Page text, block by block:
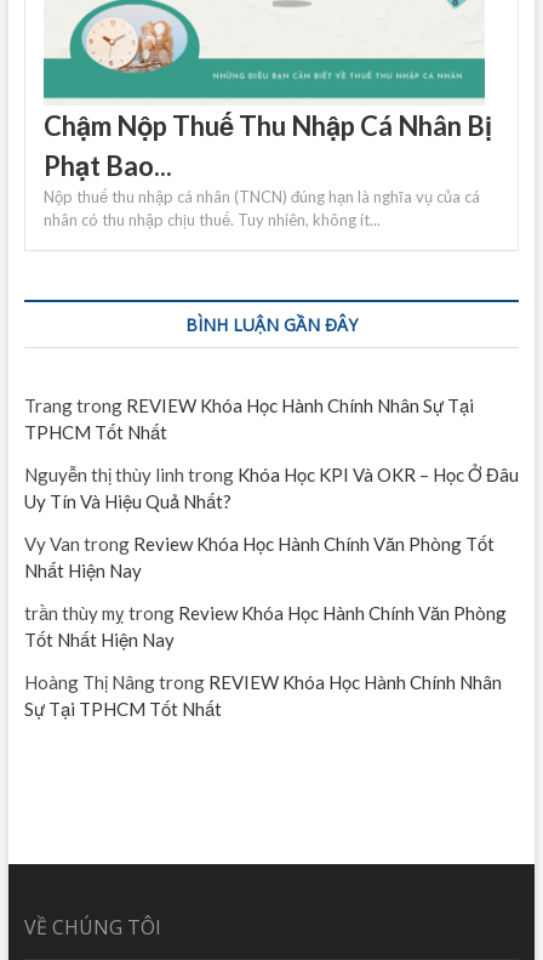
Chậm Nộp Thuế Thu Nhập Cá Nhân Bị
Phạt Bao...
Nộp thuế thu nhập cá nhân (TNCN) đúng hạn là nghĩa vụ của cá
nhân có thu nhập chịu thuế. Tuy nhiên, không ít...
BÌNH LUẬN GẦN ĐÂY
Trangtrong REVIEW Khóa Học Hành Chính Nhân Sự Tại
TPHCM Tốt Nhất
Nguyễn thị thùy linh trong Khóa Học KPI Và OKR – Học Ở Đâu
Uy Tín Và Hiệu Quả Nhất?
Vy Van trong Review Khóa Học Hành Chính Văn Phòng Tốt
Nhất Hiện Nay
trần thùy mỵ trong Review Khóa Học Hành Chính Văn Phòng
Tốt Nhất Hiện Nay
Hoàng Thị Nângtrong REVIEW Khóa Học Hành Chính Nhân
Sự Tại TPHCM Tốt Nhất
VỀ CHÚNG TÔI